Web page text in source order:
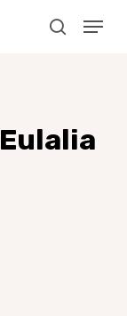
search
Menu
Eulalia